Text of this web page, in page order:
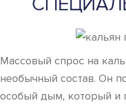
Массовый спрос на
необычный состав. Он
особый дым, который и